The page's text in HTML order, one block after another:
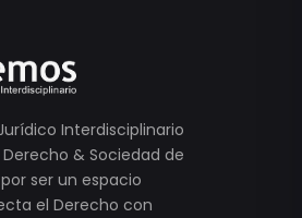
Interdisciplinario
& Sociedad de
ser un espacio
el Derecho con